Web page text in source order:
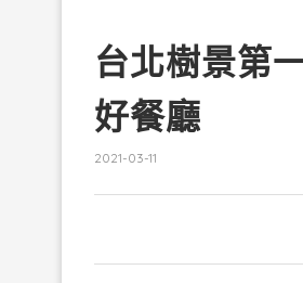
台北樹景第
好餐廳
2021-03-11